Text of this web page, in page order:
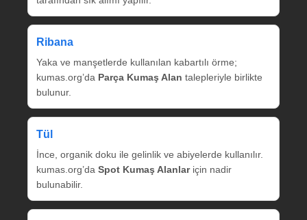
Ribana
Yaka ve manşetlerde kullanılan kabartılı örme;
kumas.org’da Parça Kumaş Alan talepleriyle birlikte
bulunur.
Tül
İnce, organik doku ile gelinlik ve abiyelerde kullanılır.
kumas.org’da Spot Kumaş Alanlariçin nadir
bulunabilir.